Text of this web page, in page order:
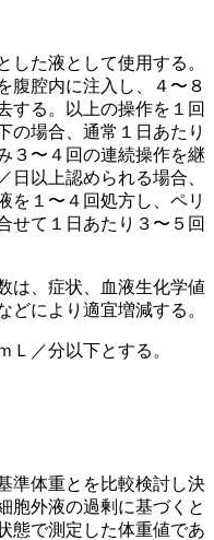
した液として使用する。
腹腔内に注入し、４〜８
する。以上の操作を１回
の場合、通常１日あたり
３〜４回の連続操作を継
日以上認められる場合、
を１〜４回処方し、ペリ
せて１日あたり３〜５回
は、症状、血液生化学値
どにより適宜増減する。
Ｌ／分以下とする。
準体重とを比較検討し決
胞外液の過剰に基づくと
態で測定した体重値であ